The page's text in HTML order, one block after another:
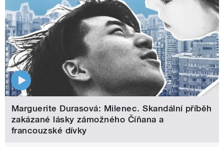
Marguerite Durasová: Milenec. Skandální příběh
zakázané lásky zámožného Číňana a
francouzské dívky